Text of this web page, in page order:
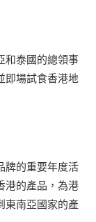
和泰國的總領事
即場試食香港地
牌的重要年度活
港的產品，為港
東南亞國家的產